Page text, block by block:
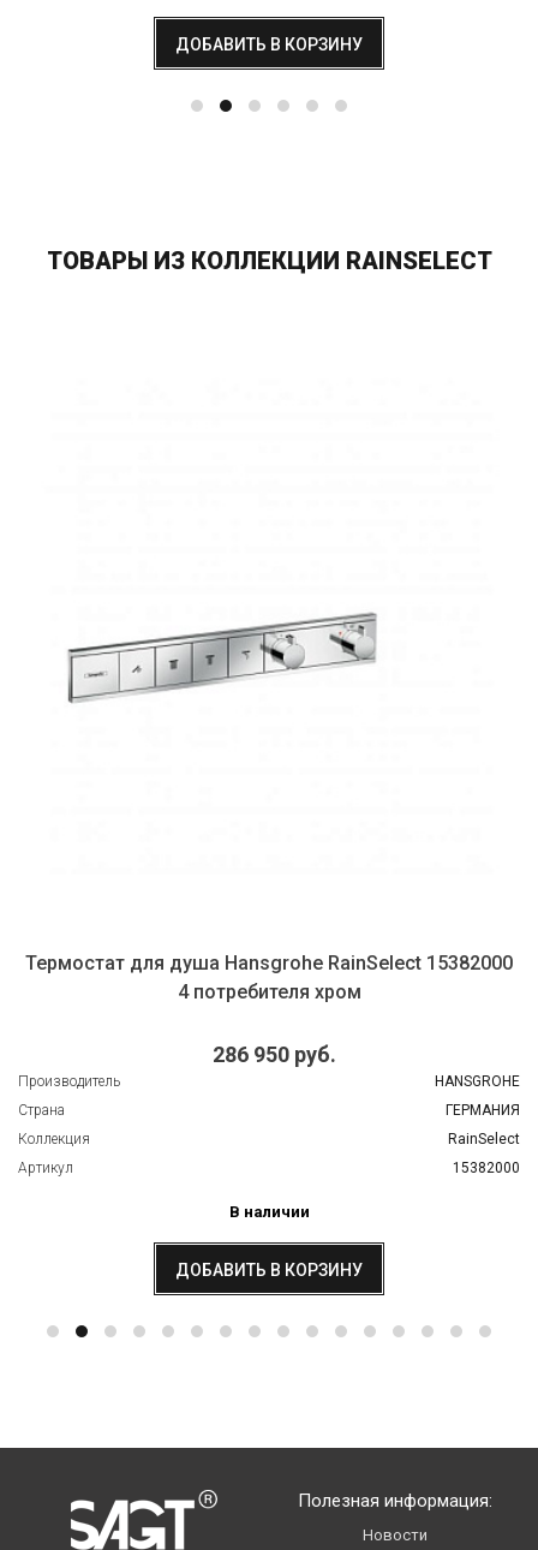
ДОБАВИТЬ В КОРЗИНУ
ТОВАРЫ ИЗ КОЛЛЕКЦИИ RAINSELECT
Термостат для душа Hansgrohe RainSelect 15382000
4 потребителя хром
286 950 руб.
Производитель
HANSGROHE
Страна
ГЕРМАНИЯ
Коллекция
RainSelect
Артикул
15382000
В наличии
ДОБАВИТЬ В КОРЗИНУ
Полезная информация:
Новости